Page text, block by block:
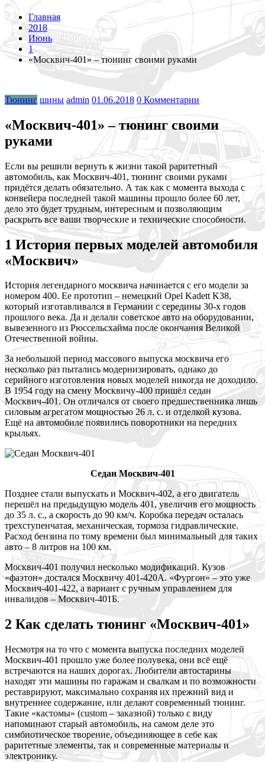
Главная
2018
Июнь
1
«Москвич-401» – тюнинг своими руками
Тюнинг шины admin 01.06.2018 0 Комментарии
«Москвич-401» – тюнинг своими
руками
Если вы решили вернуть к жизни такой раритетный
автомобиль, как Москвич-401, тюнинг своими руками
придётся делать обязательно. А так как с момента выхода с
конвейера последней такой машины прошло более 60 лет,
дело это будет трудным, интересным и позволяющим
раскрыть все ваши творческие и технические способности.
1 История первых моделей автомобиля
«Москвич»
История легендарного москвича начинается с его модели за
номером 400. Ее прототип – немецкий Opel Kadett K38,
который изготавливался в Германии с середины 30-х годов
прошлого века. Да и делали советское авто на оборудовании,
вывезенного из Рюссельсхайма после окончания Великой
Отечественной войны.
За небольшой период массового выпуска москвича его
несколько раз пытались модернизировать, однако до
серийного изготовления новых моделей никогда не доходило.
В 1954 году на смену Москвичу-400 пришёл седан
Москвич-401. Он отличался от своего предшественника лишь
силовым агрегатом мощностью 26 л. с. и отделкой кузова.
Ещё на автомобиле появились поворотники на передних
крыльях.
Cедан Москвич-401
Позднее стали выпускать и Москвич-402, а его двигатель
перешёл на предыдущую модель 401, увеличив его мощность
до 35 л. с., а скорость до 90 км/ч. Коробка передач осталась
трехступенчатая, механическая, тормоза гидравлические.
Расход бензина по тому времени был минимальный для таких
авто – 8 литров на 100 км.
Москвич-401 получил несколько модификаций. Кузов
«фаэтон» достался Москвичу 401-420А. «Фургон» – это уже
Москвич-401-422, а вариант с ручным управлением для
инвалидов – Москвич-401Б.
2 Как сделать тюнинг «Москвич-401»
Несмотря на то что с момента выпуска последних моделей
Москвич-401 прошло уже более полувека, они всё ещё
встречаются на наших дорогах. Любители автостарины
находят эти машины по гаражам и свалкам и по возможности
реставрируют, максимально сохраняя их прежний вид и
внутреннее содержание, или делают современный тюнинг.
Такие «кастомы» (custom – заказной) только с виду
напоминают старый автомобиль, на самом деле это
симбиотическое творение, объединяющее в себе как
раритетные элементы, так и современные материалы и
электронику.